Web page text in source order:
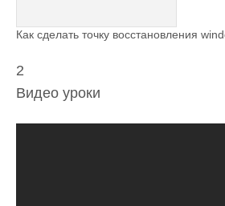
Как сделать точку восстановления
2
Видео уроки